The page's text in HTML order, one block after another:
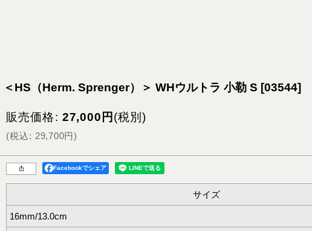
＜HS（Herm. Sprenger）＞ WHウルトラ 小勒 S [03544]
販売価格: 27,000 円 (税別)
(税込: 29,700円)
Facebookでシェア
サイズ
16mm/13.0cm